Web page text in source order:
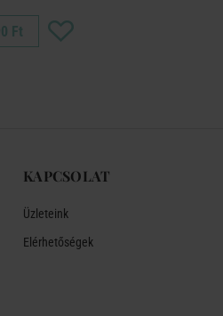
Ft
KAPCSOLAT
Üzleteink
Elérhetőségek